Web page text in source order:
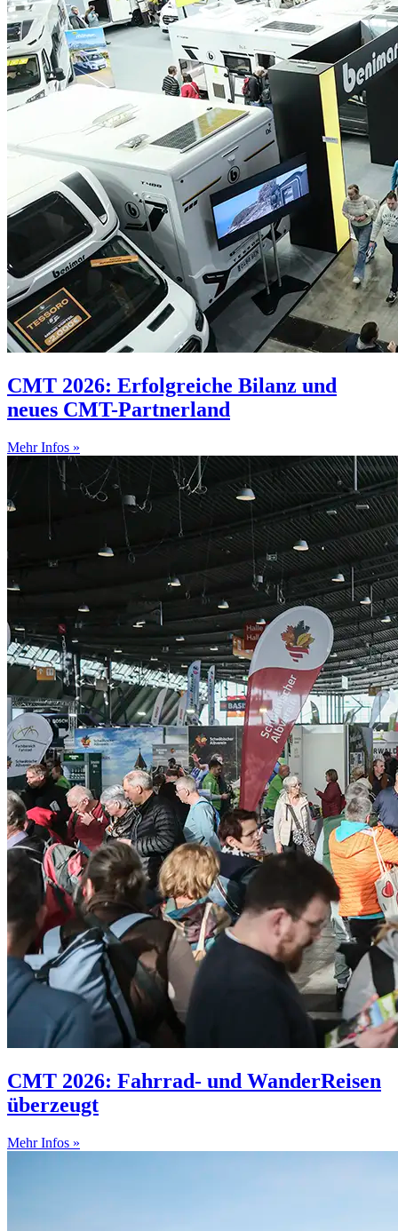
CMT 2026: Erfolgreiche Bilanz und
neues CMT-Partnerland
Mehr Infos »
CMT 2026: Fahrrad- und WanderReisen
überzeugt
Mehr Infos »